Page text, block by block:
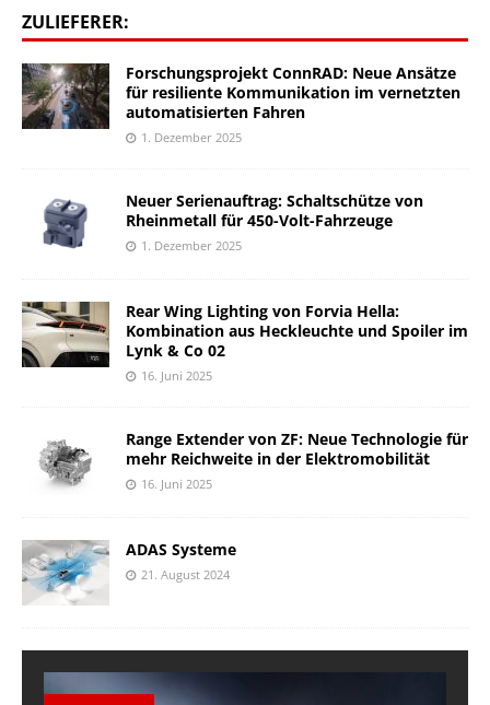
ZULIEFERER:
Forschungsprojekt ConnRAD: Neue Ansätze
für resiliente Kommunikation im vernetzten
automatisierten Fahren
1. Dezember 2025
Neuer Serienauftrag: Schaltschütze von
Rheinmetall für 450-Volt-Fahrzeuge
1. Dezember 2025
Rear Wing Lighting von Forvia Hella:
Kombination aus Heckleuchte und Spoiler im
Lynk & Co 02
16. Juni 2025
Range Extender von ZF: Neue Technologie für
mehr Reichweite in der Elektromobilität
16. Juni 2025
ADAS Systeme
21. August 2024